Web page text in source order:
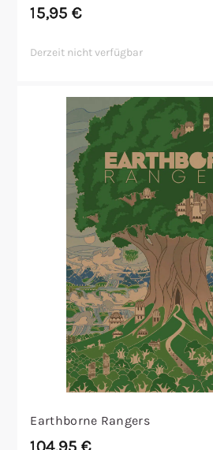
15,95€
Derzeit nicht verfügbar
Earthborne Rangers
104,95€